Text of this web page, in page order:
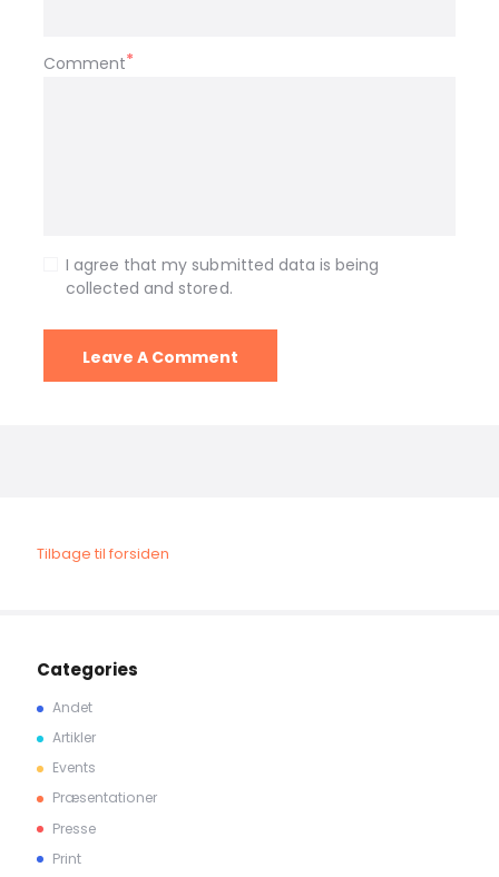
Comment
I agree that my submitted data is being
collected and stored.
Tilbage til forsiden
Categories
Andet
Artikler
Events
Præsentationer
Presse
Print